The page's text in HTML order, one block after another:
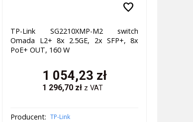
favorite
TP-Link SG2210XMP-M2 switch
Omada L2+ 8x 2.5GE, 2x SFP+, 8x
PoE+ OUT, 160 W
1 054,23 zł
1 296,70zł z VAT
Producent: TP-Link